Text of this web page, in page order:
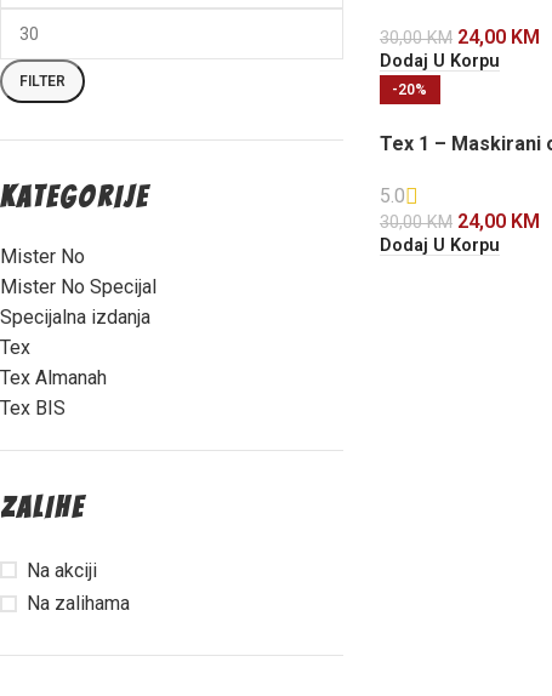
FILTER
KATEGORIJE
Mister No
Mister No Specijal
Specijalna izdanja
Tex
Tex Almanah
Tex BIS
ZALIHE
Na akciji
Na zalihama
30,00KM 24,00 KM
Dodaj U Korpu
-20%
Tex 1 – Maskirani
5.0
30,00KM 24,00 KM
Dodaj U Korpu